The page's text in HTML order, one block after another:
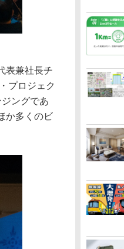
表兼社長チ
プロジェク
ングであ
か多くのビ